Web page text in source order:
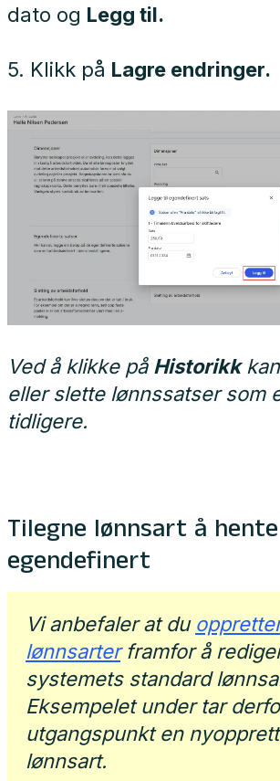
dato og Legg til.
5. Klikk på Lagre endringer.
Ved å klikke på Historikk
eller slette lønnssatser som
tidligere.
Tilegne lønnsart å
egendefinert
Vi anbefaler at du
lønnsarterframfor å
systemets standard
Eksempelet under tar
utgangspunkt en
lønnsart.